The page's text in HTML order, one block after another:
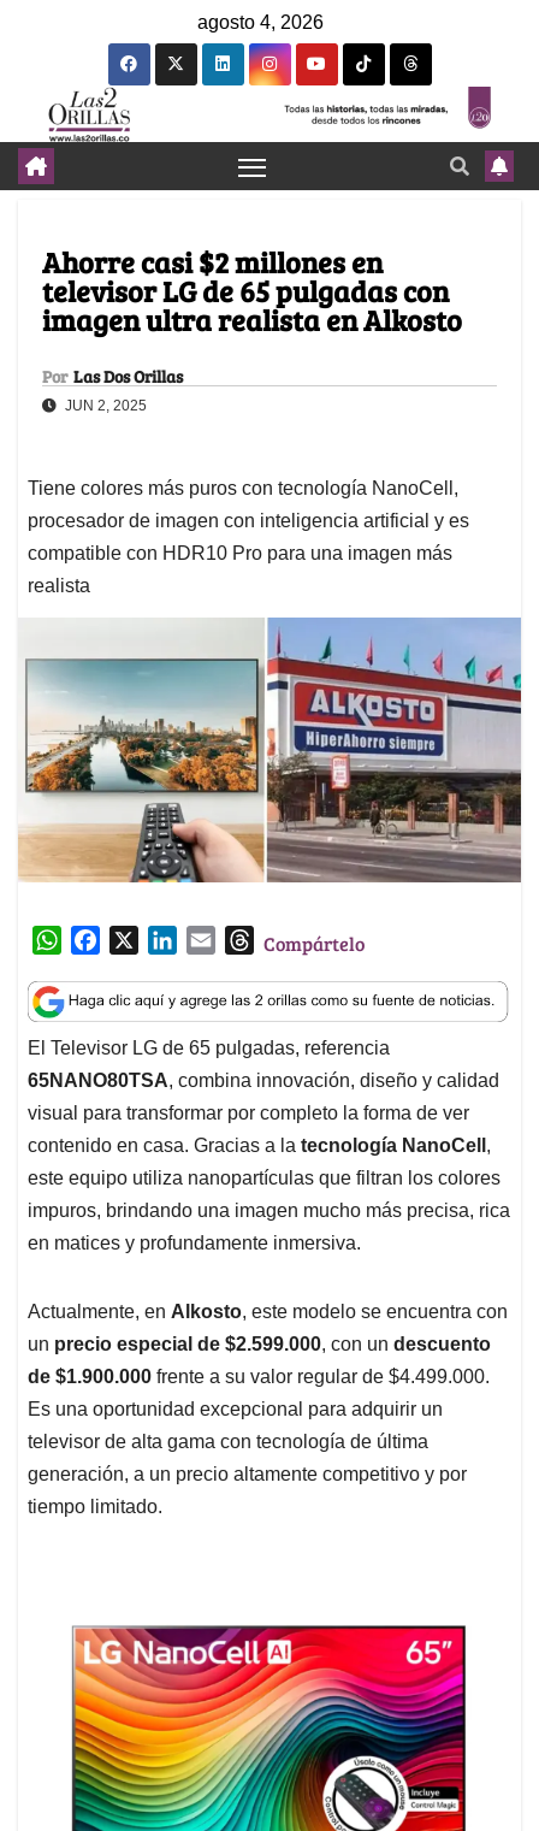
agosto 4, 2026
Ahorre casi $2 millones en
televisor LG de 65 pulgadas con
imagen ultra realista en Alkosto
Por Las Dos Orillas
JUN 2, 2025
Tiene colores más puros con tecnología NanoCell,
procesador de imagen con inteligencia artificial y es
compatible con HDR10 Pro para una imagen más
realista
W
a
t
s
A
p
p
c
e
b
o
o
k
n
k
e
d
I
n
a
i
l
T
r
e
a
d
s
Compártelo
El Televisor LG de 65 pulgadas, referencia
65NANO80TSA, combina innovación, diseño y calidad
visual para transformar por completo la forma de ver
contenido en casa. Gracias a la tecnología NanoCell ,
este equipo utiliza nanopartículas que filtran los colores
impuros, brindando una imagen mucho más precisa, rica
en matices y profundamente inmersiva.
Actualmente, en Alkosto, este modelo se encuentra con
un precio especial de $2.599.000, con un descuento
de $1.900.000 frente a su valor regular de $4.499.000.
Es una oportunidad excepcional para adquirir un
televisor de alta gama con tecnología de última
generación, a un precio altamente competitivo y por
tiempo limitado.